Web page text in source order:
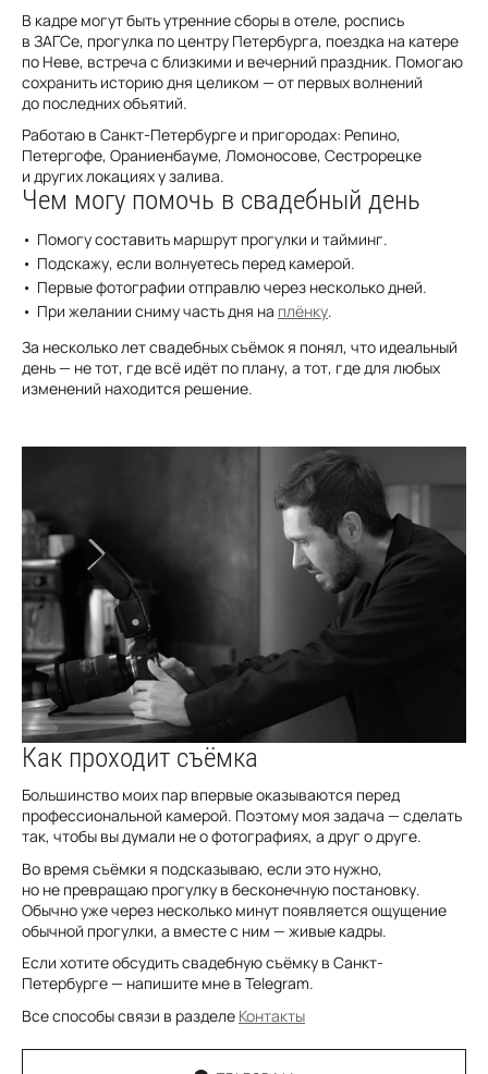
В кадре могут быть утренние сборы в отеле, роспись
в ЗАГСе, прогулка по центру Петербурга, поездка на катере
по Неве, встреча с близкими и вечерний праздник. Помогаю
сохранить историю дня целиком — от первых волнений
до последних объятий.
Работаю в Санкт-Петербурге и пригородах: Репино,
Петергофе, Ораниенбауме, Ломоносове, Сестрорецке
и других локациях у залива.
Чем могу помочь в свадебный день
Помогу составить маршрут прогулки и тайминг.
Подскажу, если волнуетесь перед камерой.
Первые фотографии отправлю через несколько дней.
При желании сниму часть дня на плёнку.
За несколько лет свадебных съёмок я понял, что идеальный
день — не тот, где всё идёт по плану, а тот, где для любых
изменений находится решение.
Как проходит съёмка
Большинство моих пар впервые оказываются перед
профессиональной камерой. Поэтому моя задача — сделать
так, чтобы вы думали не о фотографиях, а друг о друге.
Во время съёмки я подсказываю, если это нужно,
но не превращаю прогулку в бесконечную постановку.
Обычно уже через несколько минут появляется ощущение
обычной прогулки, а вместе с ним — живые кадры.
Если хотите обсудить свадебную съёмку в Санкт-
Петербурге — напишите мне в Telegram.
Все способы связи в разделе Контакты